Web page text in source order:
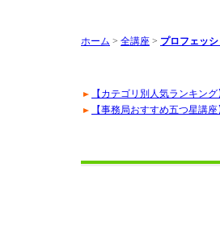
ホーム > 全講座 > プロフェッ
【カテゴリ別人気ランキン
【事務局おすすめ五つ星講